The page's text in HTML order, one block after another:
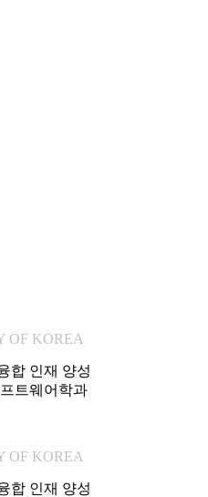
OF KOREA
합 인재 양성
트웨어학과
OF KOREA
합 인재 양성